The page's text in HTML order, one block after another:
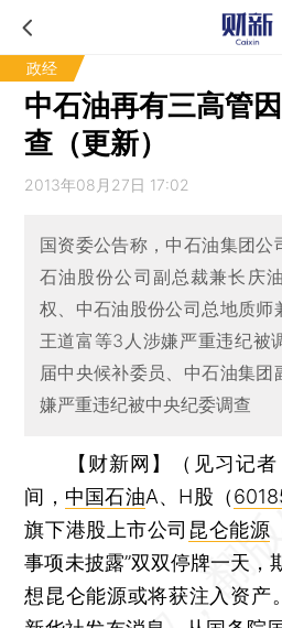
政经
中石油再有三高管
查（更新）
2013年08月27日 17:02
国资委公告称，中石油集团公
石油股份公司副总裁兼长庆
权、中石油股份公司总地质师
王道富等3人涉嫌严重违纪被
届中央候补委员、中石油集
嫌严重违纪被中央纪委调查
【财新网】（见习记
间， 中国石油A、H股（
旗下港股上市公司 昆仑能源
事项未披露”双双停牌一天，
想昆仑能源或将获注入资产